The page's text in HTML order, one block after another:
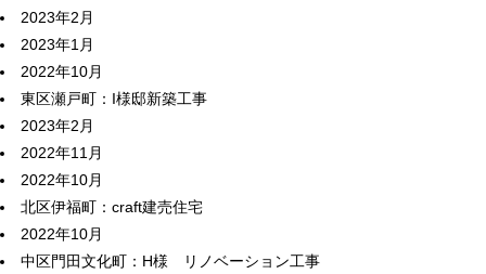
2023年2月
2023年1月
2022年10月
東区瀬戸町：I様邸新築工事
2023年2月
2022年11月
2022年10月
北区伊福町：craft建売住宅
2022年10月
中区門田文化町：H様 リノベーション工事